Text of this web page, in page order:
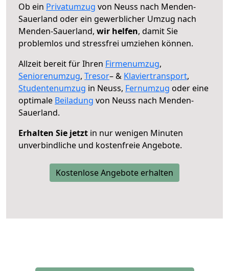
Ob ein Privatumzug von Neuss nach Menden-
Sauerland oder ein gewerblicher Umzug nach
Menden-Sauerland, wir helfen, damit Sie
problemlos und stressfrei umziehen können.
Allzeit bereit für Ihren Firmenumzug,
Seniorenumzug, Tresor– & Klaviertransport,
Studentenumzug in Neuss, Fernumzug oder eine
optimale Beiladung von Neuss nach Menden-
Sauerland.
Erhalten Sie jetzt in nur wenigen Minuten
unverbindliche und kostenfreie Angebote.
Kostenlose Angebote erhalten